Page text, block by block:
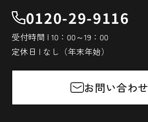
0120-29-9116
受付時間 | 10：00～19：00
定休日 | なし（年末年始）
お問い合わせ